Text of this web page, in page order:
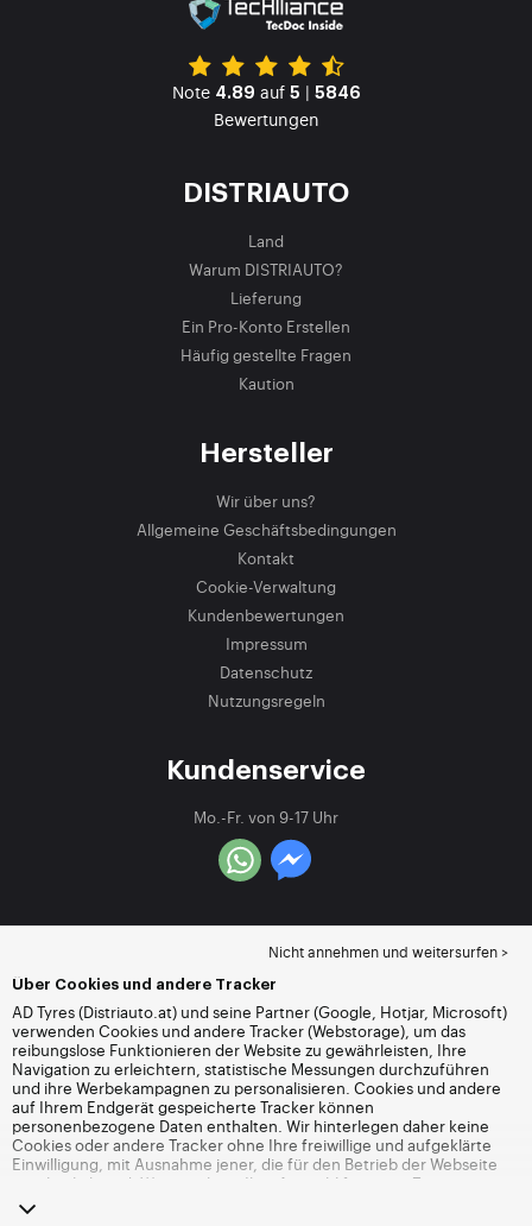
Note 4.89 auf 5 | 5846
Bewertungen
DISTRIAUTO
Land
Warum DISTRIAUTO?
Lieferung
Ein Pro-Konto Erstellen
Häufig gestellte Fragen
Kaution
Hersteller
Wir über uns?
Allgemeine Geschäftsbedingungen
Kontakt
Cookie-Verwaltung
Kundenbewertungen
Impressum
Datenschutz
Nutzungsregeln
Kundenservice
Mo.-Fr. von 9-17 Uhr
Nicht annehmen und weitersurfen >
Über Cookies und andere Tracker
AD Tyres (Distriauto.at) und seine Partner (Google, Hotjar, Microsoft)
verwenden Cookies und andere Tracker (Webstorage), um das
reibungslose Funktionieren der Website zu gewährleisten, Ihre
Navigation zu erleichtern, statistische Messungen durchzuführen
und ihre Werbekampagnen zu personalisieren. Cookies und andere
auf Ihrem Endgerät gespeicherte Tracker können
personenbezogene Daten enthalten. Wir hinterlegen daher keine
Cookies oder andere Tracker ohne Ihre freiwillige und aufgeklärte
Einwilligung, mit Ausnahme jener, die für den Betrieb der Webseite
unerlässlich sind. Wir speichern Ihre Auswahl für einen Zeitraum von
6 Monaten. Sie können Ihre Einwilligung jederzeit widerrufen, indem
Sie die Webseite